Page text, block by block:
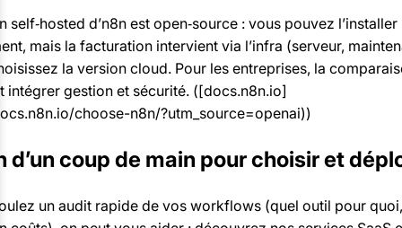
self‑hosted d’n8n est open‑source : vous pouvez l’installer
mais la facturation intervient via l’infra (serveur,
la version cloud. Pour les entreprises, la
intégrer gestion et sécurité. ([docs.n8n.io]
choose-n8n/?utm_source=openai))
d’un coup de main pour choisir et
un audit rapide de vos workflows (quel outil pour quoi,